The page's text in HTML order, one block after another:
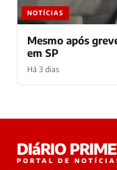
NOTÍCIAS
Mesmo após
em SP
Há 3 dias
online
DIáRIO PRIME
PORTAL DE